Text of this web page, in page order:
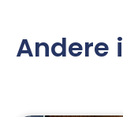
Andere